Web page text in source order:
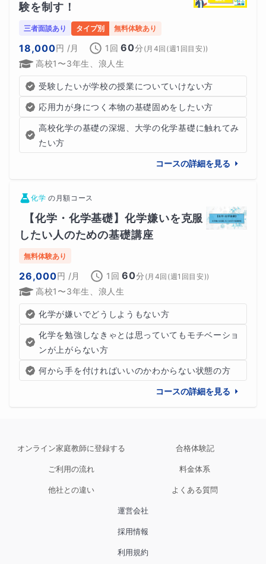
験を制す！
三者面談あり タイプ別 無料体験あり
18,000円 /月 1回 60分 (月4回(週1回目安))
高校1〜3年生、浪人生
受験したいが学校の授業についていけない方
応用力が身につく本物の基礎固めをしたい方
高校化学の基礎の深堀、大学の化学基礎に触れてみ
たい方
コースの詳細を見る
化学 の 月額コース
【化学・化学基礎】化学嫌いを克服
したい人のための基礎講座
無料体験あり
26,000円 /月 1回 60分 (月4回(週1回目安))
高校1〜3年生、浪人生
化学が嫌いでどうしようもない方
化学を勉強しなきゃとは思っていてもモチベーショ
ンが上がらない方
何から手を付ければいいのかわからない状態の方
コースの詳細を見る
オンライン家庭教師に登録する 合格体験記
ご利用の流れ 料金体系
他社との違い よくある質問
運営会社
採用情報
利用規約